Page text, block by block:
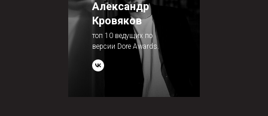
Александр
Кровяков
топ 10 ведущих по
версии Dore Awards.